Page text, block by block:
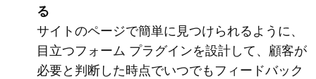
る
サイトのページで簡単に見つけられるように、
目立つフォーム プラグインを設計して、顧客が
必要と判断した時点でいつでもフィードバック